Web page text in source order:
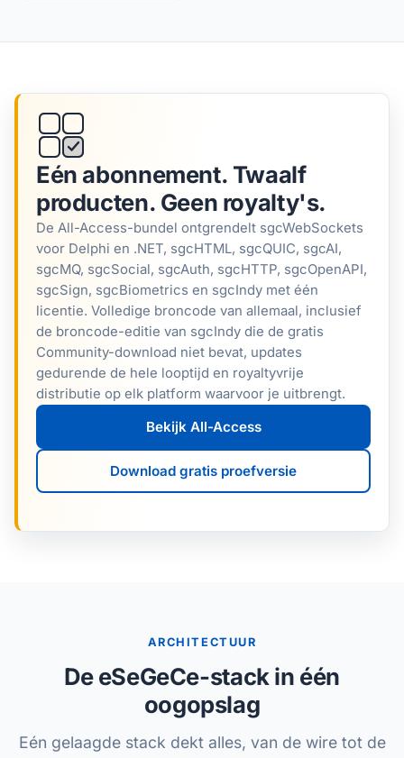
Eén abonnement. Twaalf
producten. Geen royalty's.
De All-Access-bundel ontgrendelt sgcWebSockets
voor Delphi en .NET, sgcHTML, sgcQUIC, sgcAI,
sgcMQ, sgcSocial, sgcAuth, sgcHTTP, sgcOpenAPI,
sgcSign, sgcBiometrics en sgcIndy met één
licentie. Volledige broncode van allemaal, inclusief
de broncode-editie van sgcIndy die de gratis
Community-download niet bevat, updates
gedurende de hele looptijd en royaltyvrije
distributie op elk platform waarvoor je uitbrengt.
Bekijk All-Access
Download gratis proefversie
ARCHITECTUUR
De eSeGeCe-stack in één
oogopslag
Eén gelaagde stack dekt alles, van de wire tot de